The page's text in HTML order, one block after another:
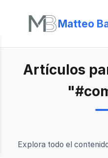
Matteo
Artículos
Explora todo el